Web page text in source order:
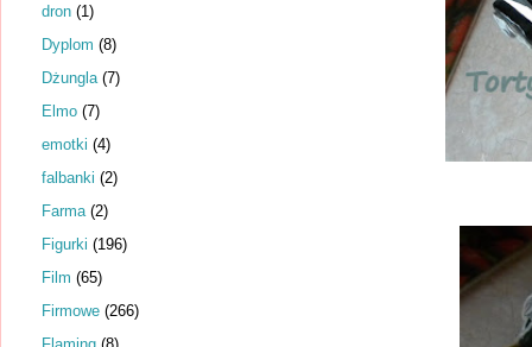
dron (1)
Dyplom (8)
Dżungla (7)
Elmo (7)
emotki (4)
falbanki (2)
Farma (2)
Figurki (196)
Film (65)
Firmowe (266)
Flaming (8)